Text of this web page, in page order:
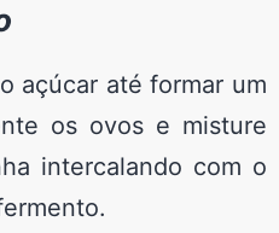
açúcar até formar um
os ovos e misture
intercalando com o